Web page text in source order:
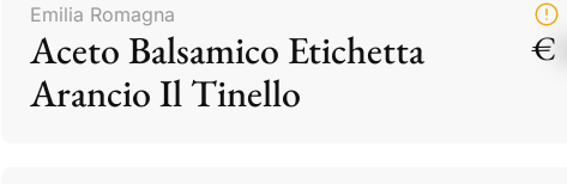
Emilia Romagna
Aceto Balsamico Etichetta
Arancio Il Tinello
€